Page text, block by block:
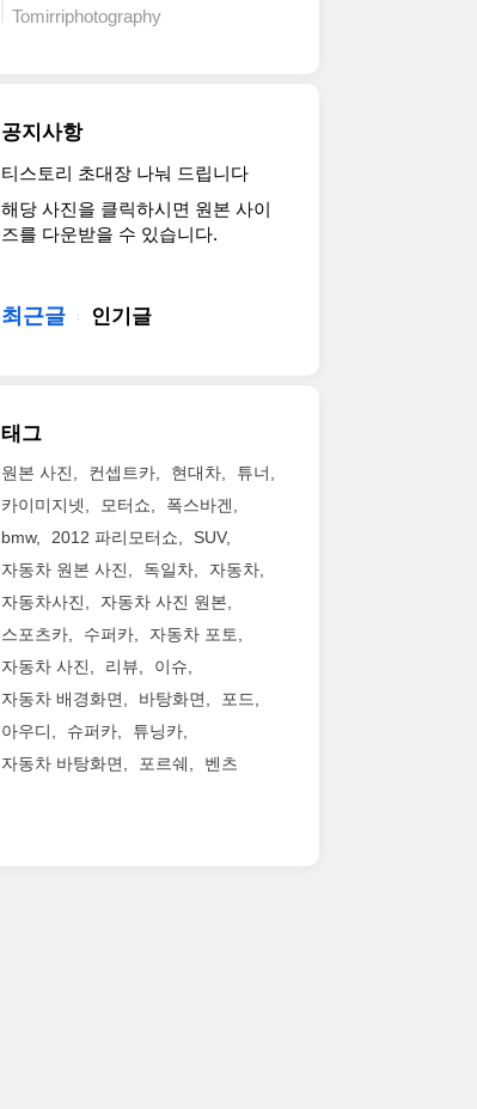
Tomirriphotography
공지사항
티스토리 초대장 나눠 드립니다
해당 사진을 클릭하시면 원본 사이
즈를 다운받을 수 있습니다.
최근글 인기글
태그
원본 사진 컨셉트카 현대차
튜너
카이미지넷
모터쇼
폭스바겐
bmw
2012 파리모터쇼
SUV
자동차 원본 사진
독일차
자동차
자동차사진
자동차 사진 원본
스포츠카
수퍼카
자동차 포토
자동차 사진
리뷰
이슈
자동차 배경화면
바탕화면
포드
아우디
슈퍼카
튜닝카
자동차 바탕화면
포르쉐 벤츠